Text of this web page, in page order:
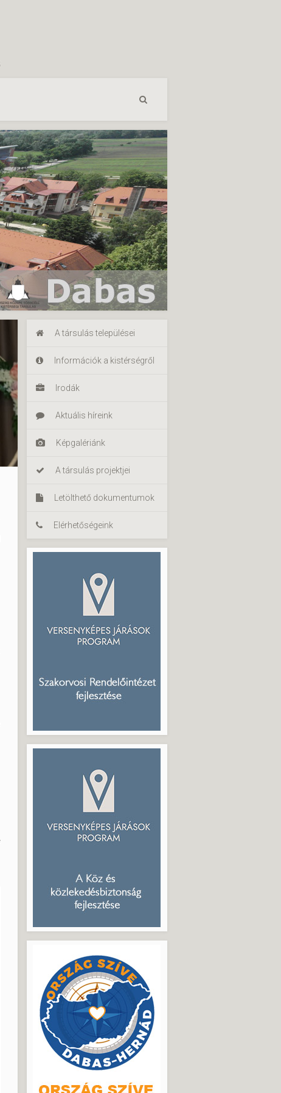
A társulás települései
Információk a kistérségről
Irodák
Aktuális híreink
Képgalériánk
A társulás projektjei
Letölthető dokumentumok
Elérhetőségeink